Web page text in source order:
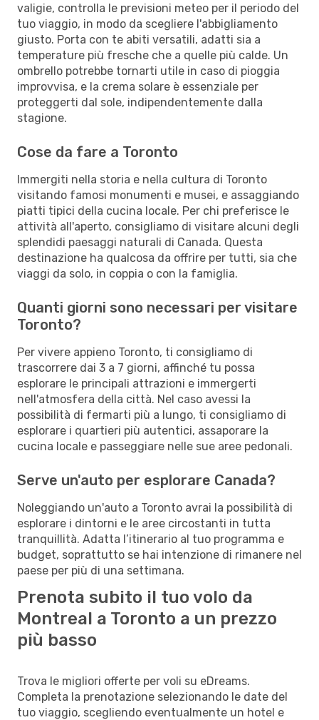
valigie, controlla le previsioni meteo per il periodo del
tuo viaggio, in modo da scegliere l'abbigliamento
giusto. Porta con te abiti versatili, adatti sia a
temperature più fresche che a quelle più calde. Un
ombrello potrebbe tornarti utile in caso di pioggia
improvvisa, e la crema solare è essenziale per
proteggerti dal sole, indipendentemente dalla
stagione.
Cose da fare a Toronto
Immergiti nella storia e nella cultura di Toronto
visitando famosi monumenti e musei, e assaggiando
piatti tipici della cucina locale. Per chi preferisce le
attività all'aperto, consigliamo di visitare alcuni degli
splendidi paesaggi naturali di Canada. Questa
destinazione ha qualcosa da offrire per tutti, sia che
viaggi da solo, in coppia o con la famiglia.
Quanti giorni sono necessari per visitare
Toronto?
Per vivere appieno Toronto, ti consigliamo di
trascorrere dai 3 a 7 giorni, affinché tu possa
esplorare le principali attrazioni e immergerti
nell'atmosfera della città. Nel caso avessi la
possibilità di fermarti più a lungo, ti consigliamo di
esplorare i quartieri più autentici, assaporare la
cucina locale e passeggiare nelle sue aree pedonali.
Serve un'auto per esplorare Canada?
Noleggiando un'auto a Toronto avrai la possibilità di
esplorare i dintorni e le aree circostanti in tutta
tranquillità. Adatta l’itinerario al tuo programma e
budget, soprattutto se hai intenzione di rimanere nel
paese per più di una settimana.
Prenota subito il tuo volo da
Montreal a Toronto a un prezzo
più basso
Trova le migliori offerte per voli su eDreams.
Completa la prenotazione selezionando le date del
tuo viaggio, scegliendo eventualmente un hotel e